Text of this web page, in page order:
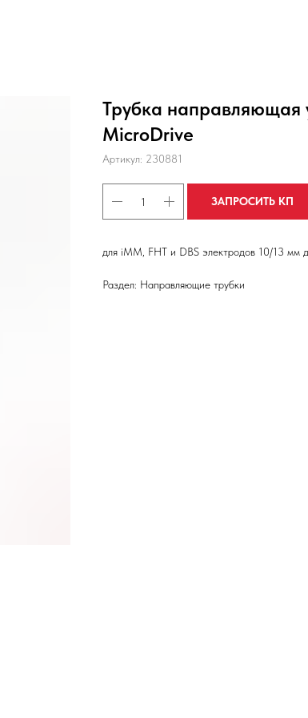
Трубка направляющая
MicroDrive
Артикул: 230881
ЗАПРОСИТЬ КП
для iММ, FHT и DBS электродов 10/13 мм
Раздел: Направляющие трубки